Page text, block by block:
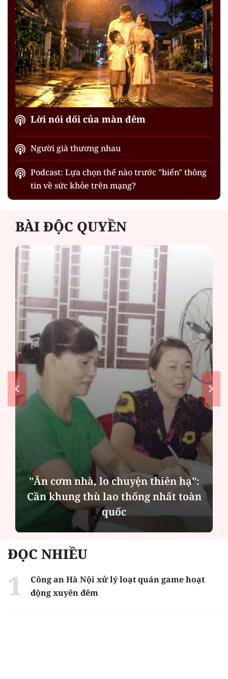
Lời nói dối của màn đêm
Người già thương nhau
Podcast: Lựa chọn thế nào trước "biển" thông
tin về sức khỏe trên mạng?
BÀI ĐỘC QUYỀN
"Ăn cơm nhà, lo chuyện thiên hạ":
Cần khung thù lao thống nhất toàn
quốc
ĐỌC NHIỀU
Công an Hà Nội xử lý loạt quán game hoạt
động xuyên đêm